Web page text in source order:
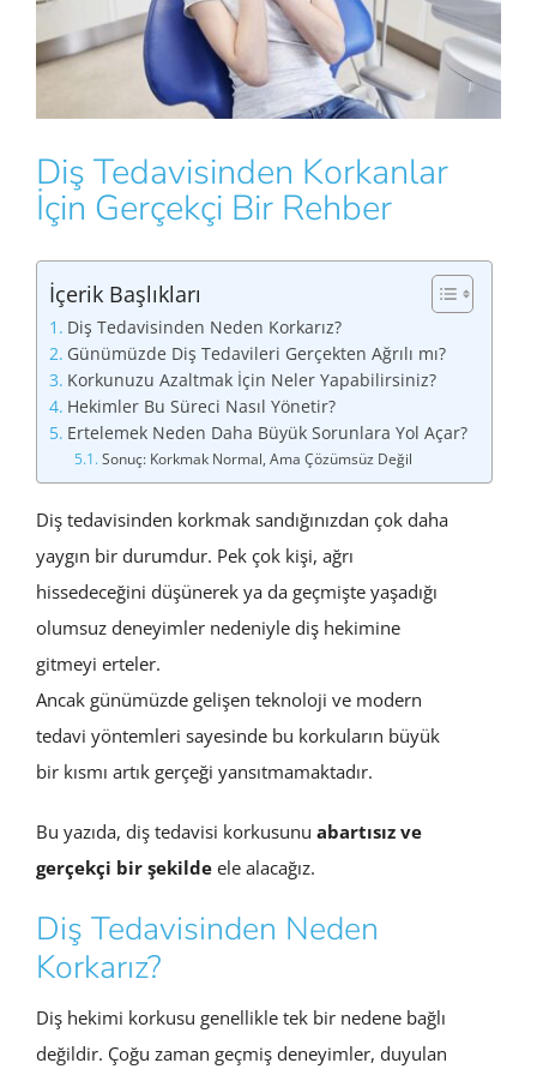
Diş Tedavisinden Korkanlar
İçin Gerçekçi Bir Rehber
İçerik Başlıkları
Diş Tedavisinden Neden Korkarız?
Günümüzde Diş Tedavileri Gerçekten Ağrılı mı?
Korkunuzu Azaltmak İçin Neler Yapabilirsiniz?
Hekimler Bu Süreci Nasıl Yönetir?
Ertelemek Neden Daha Büyük Sorunlara Yol Açar?
Sonuç: Korkmak Normal, Ama Çözümsüz Değil
Diş tedavisinden korkmak sandığınızdan çok daha
yaygın bir durumdur. Pek çok kişi, ağrı
hissedeceğini düşünerek ya da geçmişte yaşadığı
olumsuz deneyimler nedeniyle diş hekimine
gitmeyi erteler.
Ancak günümüzde gelişen teknoloji ve modern
tedavi yöntemleri sayesinde bu korkuların büyük
bir kısmı artık gerçeği yansıtmamaktadır.
Bu yazıda, diş tedavisi korkusunu abartısız ve
gerçekçi bir şekilde ele alacağız.
Diş Tedavisinden Neden
Korkarız?
Diş hekimi korkusu genellikle tek bir nedene bağlı
değildir. Çoğu zaman geçmiş deneyimler, duyulan